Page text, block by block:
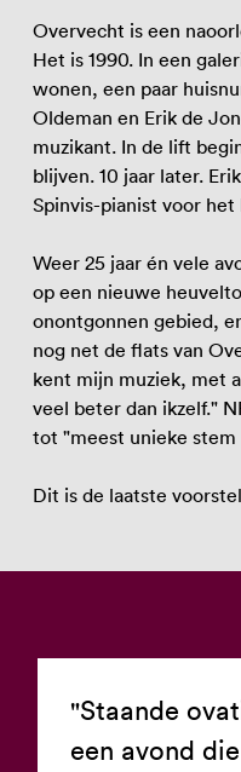
Overvecht is een
Het is 1990. In een
wonen, een paar
Oldeman en Erik de
muzikant. In de lift
blijven. 10 jaar later.
Spinvis-pianist voor het
Weer 25 jaar én vele
op een nieuwe
onontgonnen gebied,
nog net de flats van
kent mijn muziek, met
veel beter dan ikzelf."
tot "meest unieke stem
Dit is de laatste
"Staande
een avond